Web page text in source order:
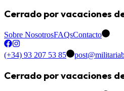
Cerrado por vacaciones
Sobre NosotrosFAQsContacto
(+34) 93 207 53 85
Cerrado por vacaciones